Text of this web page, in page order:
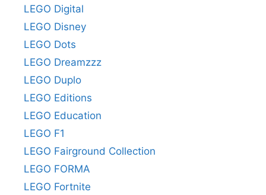
LEGO Digital
LEGO Disney
LEGO Dots
LEGO Dreamzzz
LEGO Duplo
LEGO Editions
LEGO Education
LEGO F1
LEGO Fairground Collection
LEGO FORMA
LEGO Fortnite